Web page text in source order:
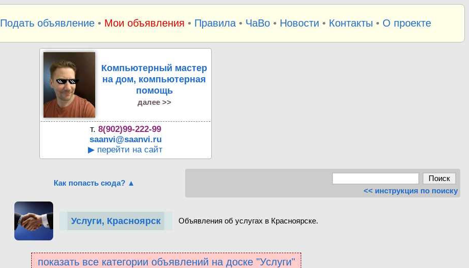
Подать объявление• Мои объявления • Правила• ЧаВо• Новости • Контакты • О проекте
Компьютерный мастер
на дом, компьютерная
помощь
далее >>
т. 8(902)99-222-99
saanvi@saanvi.ru
▶ перейти на сайт
Как попасть сюда? ▲
<< инструкция по поиску
Услуги, Красноярск Объявления об услугах в Красноярске.
показать все категории объявлений на доске "Услуги"